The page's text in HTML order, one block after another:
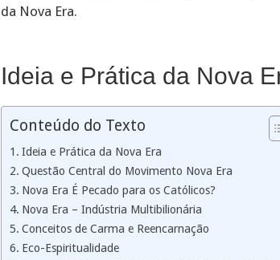
da Nova Era.
Ideia e Prática da Nova
Conteúdo do Texto
Ideia e Prática da Nova Era
Questão Central do Movimento Nova Era
Nova Era É Pecado para os Católicos?
Nova Era – Indústria Multibilionária
Conceitos de Carma e Reencarnação
Eco-Espiritualidade